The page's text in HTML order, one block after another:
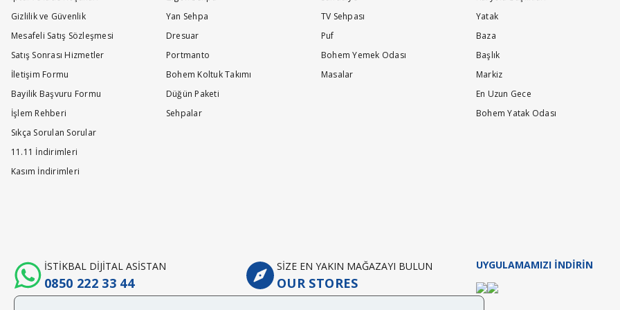
Gizlilik ve Güvenlik
Mesafeli Satış Sözleşmesi
Satış Sonrası Hizmetler
İletişim Formu
Bayilik Başvuru Formu
İşlem Rehberi
Sıkça Sorulan Sorular
11.11 İndirimleri
Kasım İndirimleri
Yan Sehpa
Dresuar
Portmanto
Bohem Koltuk Takımı
Düğün Paketi
Sehpalar
TV Sehpası
Puf
Bohem Yemek Odası
Masalar
Yatak
Baza
Başlık
Markiz
En Uzun Gece
Bohem Yatak Odası
İSTİKBAL DİJİTAL ASİSTAN
0850 222 33 44
SİZE EN YAKIN MAĞAZAYI BULUN
OUR STORES
UYGULAMAMIZI İNDİRİN